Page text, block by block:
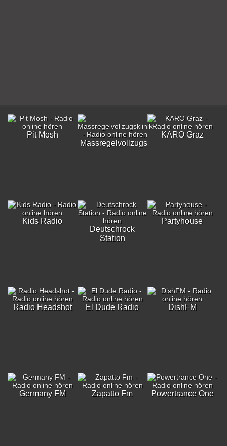
Pit Mosh
Massregelvollzugsklinik
KARO Graz
Kids Radio
Deutschrock
Station
Partyhouse
Radio Headshot El Dude Radio DishFM
Germany FM Zapatto Fm Powertrance One